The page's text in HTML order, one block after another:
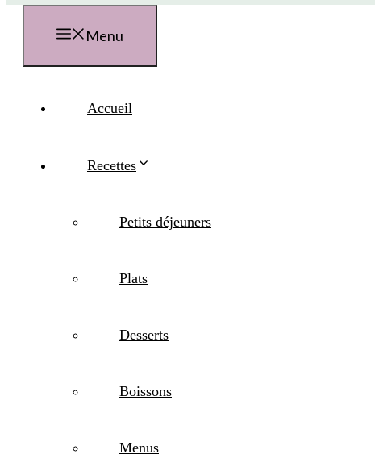
Menu
Accueil
Recettes
Petits déjeuners
Plats
Desserts
Boissons
Menus